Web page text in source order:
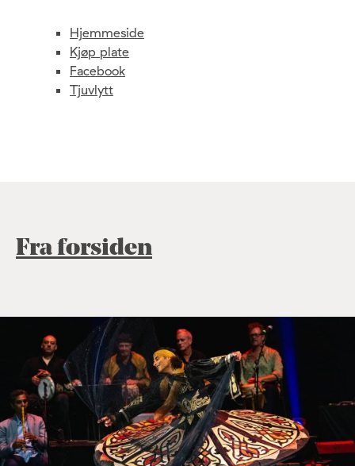
Hjemmeside
Kjøp plate
Facebook
Tjuvlytt
Fra forsiden